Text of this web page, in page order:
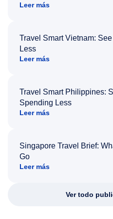
Leer más
Travel Smart Vietnam:
Less
Leer más
Travel Smart Philippines:
Spending Less
Leer más
Singapore Travel Brief:
Go
Leer más
Ver todo